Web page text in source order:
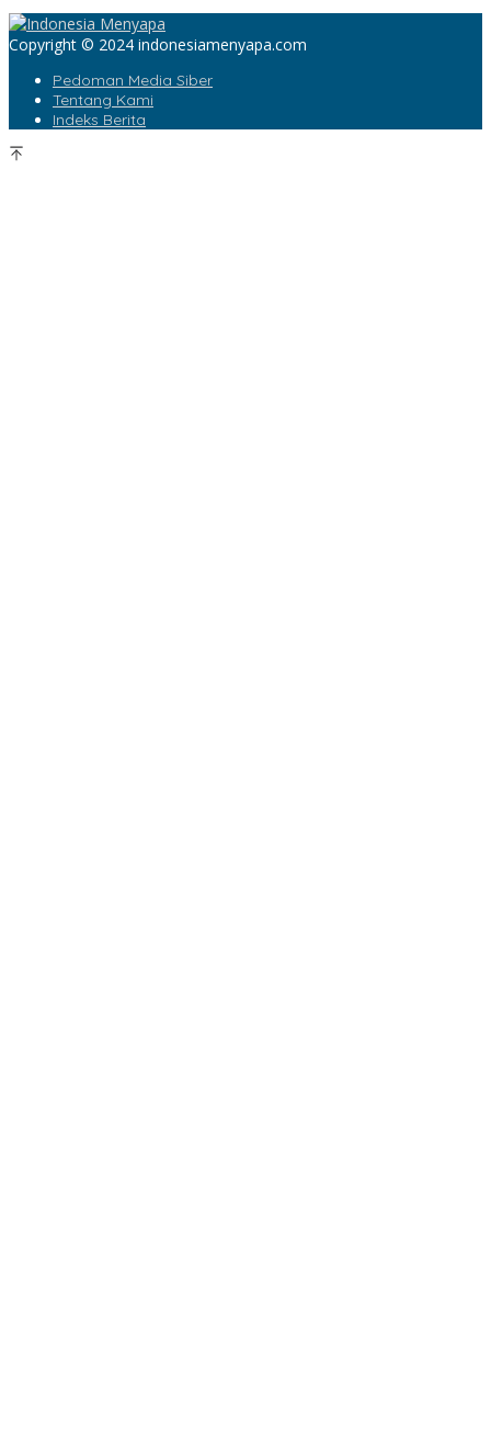
Copyright © 2024 indonesiamenyapa.com
Pedoman Media Siber
Tentang Kami
Indeks Berita